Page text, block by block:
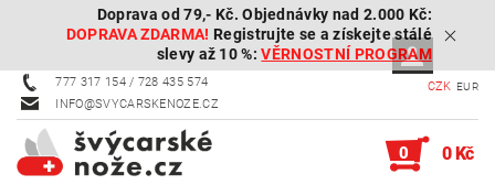
Doprava od 79,- Kč. Objednávky nad 2.000 Kč:
DOPRAVA ZDARMA! Registrujte se a získejte stálé
slevy až 10 %:VĚRNOSTNÍ PROGRAM
777 317 154 / 728 435 574
INFO@SVYCARSKENOZE.CZ
CZK EUR
0 0 Kč